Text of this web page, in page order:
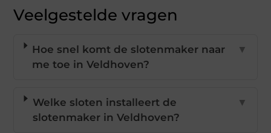
Veelgestelde vragen
Hoe snel komt de slotenmaker naar
me toe in Veldhoven?
▼
Welke sloten installeert de
slotenmaker in Veldhoven?
▼